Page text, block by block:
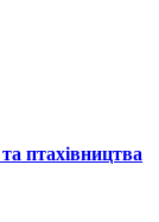
птахівництва